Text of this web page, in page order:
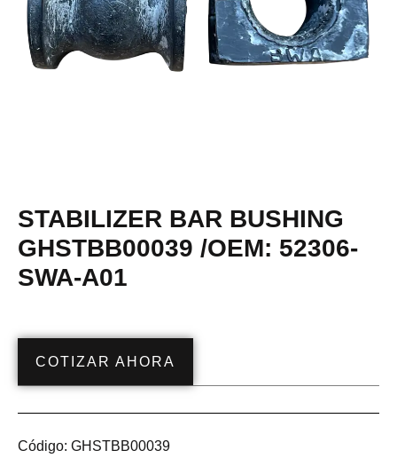
STABILIZER BAR BUSHING
GHSTBB00039 /OEM: 52306-
SWA-A01
COTIZAR AHORA
Código: GHSTBB00039